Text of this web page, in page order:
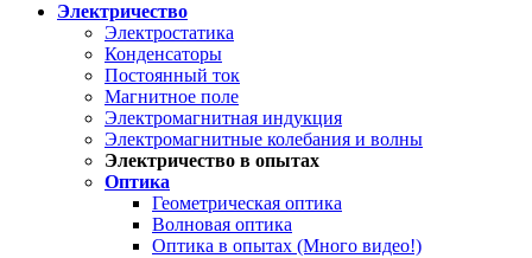
Электричество
Электростатика
Конденсаторы
Постоянный ток
Магнитное поле
Электромагнитная индукция
Электромагнитные колебания и волны
Электричество в опытах
Оптика
Геометрическая оптика
Волновая оптика
Оптика в опытах (Много видео!)